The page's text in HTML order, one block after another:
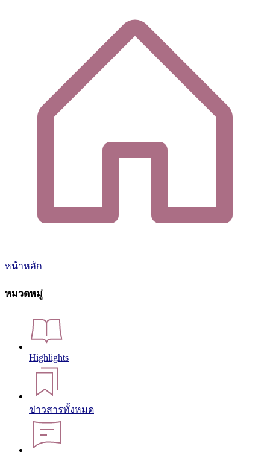
หน้าหลัก
หมวดหมู่
Highlights
ข่าวสารทั้งหมด